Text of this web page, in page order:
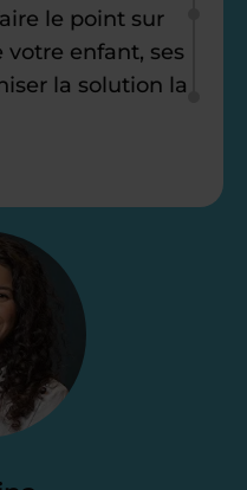
le point sur
votre enfant, ses
la solution la
une